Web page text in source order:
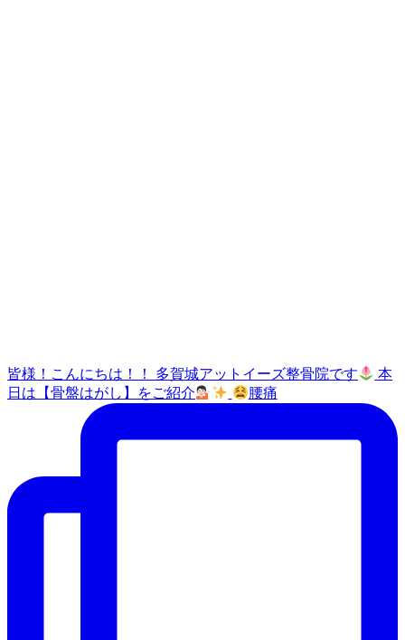
皆様！こんにちは！！ 多賀城アットイーズ整骨院です
本
日は【骨盤はがし】をご紹介
腰痛